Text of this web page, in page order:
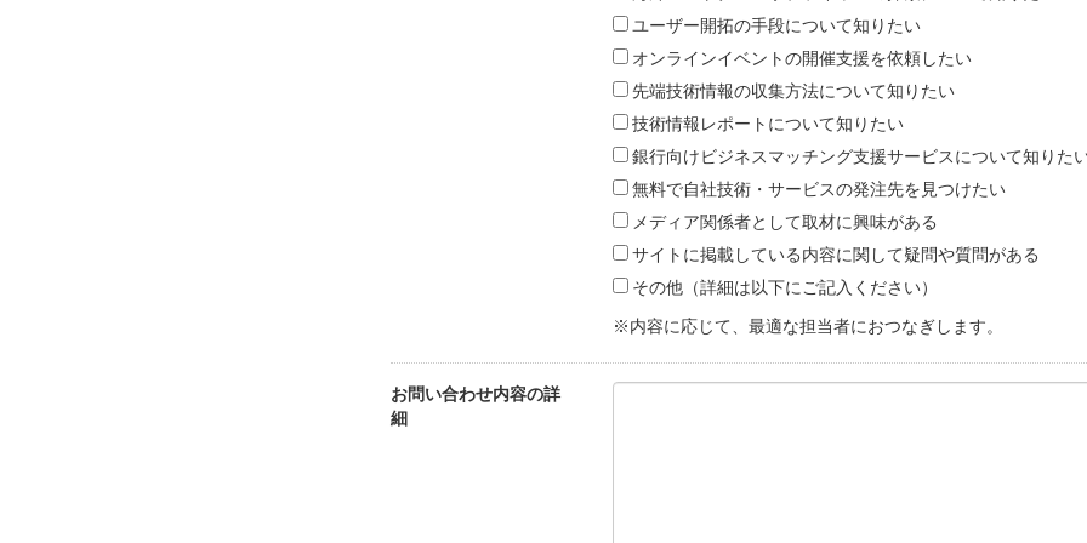
ユーザー開拓の手段について知りたい
オンラインイベントの開催支援を依頼したい
先端技術情報の収集方法について知りたい
技術情報レポートについて知りたい
銀行向けビジネスマッチング支援サービスについて知りた
無料で自社技術・サービスの発注先を見つけたい
メディア関係者として取材に興味がある
サイトに掲載している内容に関して疑問や質問がある
その他（詳細は以下にご記入ください）
※内容に応じて、最適な担当者におつなぎします。
お問い合わせ内容の詳
細